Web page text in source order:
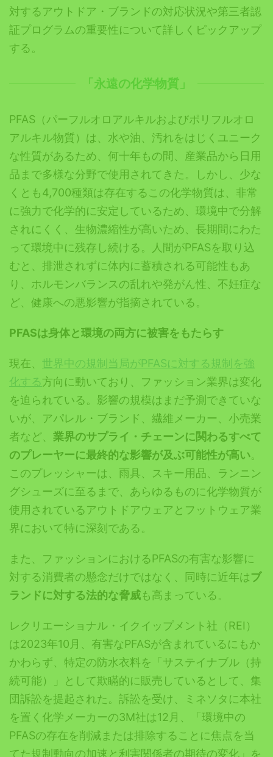
対するアウトドア・ブランドの対応状況や第三者認
証プログラムの重要性について詳しくピックアップ
する。
「永遠の化学物質」
PFAS（パーフルオロアルキルおよびポリフルオロ
アルキル物質）は、水や油、汚れをはじくユニーク
な性質があるため、何十年もの間、産業品から日用
品まで多様な分野で使用されてきた。しかし、少な
くとも4,700種類は存在するこの化学物質は、非常
に強力で化学的に安定しているため、環境中で分解
されにくく、生物濃縮性が高いため、長期間にわた
って環境中に残存し続ける。人間がPFASを取り込
むと、排泄されずに体内に蓄積される可能性もあ
り、ホルモンバランスの乱れや発がん性、不妊症な
ど、健康への悪影響が指摘されている。
PFASは身体と環境の両方に被害をもたらす
現在、 世界中の規制当局がPFASに対する規制を強
化する方向に動いており、ファッション業界は変化
を迫られている。影響の規模はまだ予測できていな
いが、アパレル・ブランド、繊維メーカー、小売業
者など、 業界のサプライ・チェーンに関わるすべて
のプレーヤーに最終的な影響が及ぶ可能性が高い。
このプレッシャーは、雨具、スキー用品、ランニン
グシューズに至るまで、あらゆるものに化学物質が
使用されているアウトドアウェアとフットウェア業
界において特に深刻である。
また、ファッションにおけるPFASの有害な影響に
対する消費者の懸念だけではなく、同時に近年はブ
ランドに対する法的な脅威も高まっている。
レクリエーショナル・イクイップメント社（REI）
は2023年10月、有害なPFASが含まれているにもか
かわらず、特定の防水衣料を「サステイナブル（持
続可能）」として欺瞞的に販売しているとして、集
団訴訟を提起された。訴訟を受け、ミネソタに本社
を置く化学メーカーの3M社は12月、「環境中の
PFASの存在を削減または排除することに焦点を当
てた規制動向の加速と利害関係者の期待の変化」を